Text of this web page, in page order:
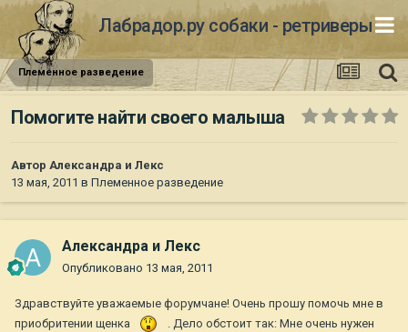
Лабрадор.ру собаки - ретриверы
Племенное разведение
Помогите найти своего малыша
Автор Александра и Лекс
13 мая, 2011 в Племенное разведение
Александра и Лекс
Опубликовано 13 мая, 2011
Здравствуйте уважаемые форумчане! Очень прошу помочь мне в
приобритении щенка
. Дело обстоит так: Мне очень нужен